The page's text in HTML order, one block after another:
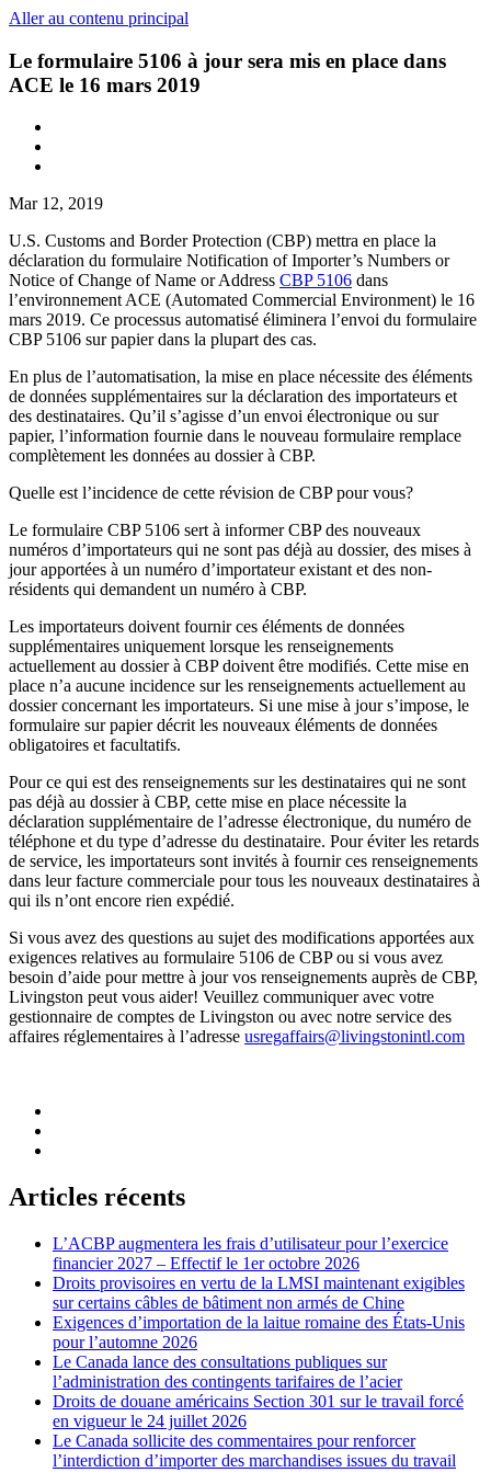
Aller au contenu principal
Le formulaire 5106 à jour sera mis en place dans
ACE le 16 mars 2019
Mar 12, 2019
U.S. Customs and Border Protection (CBP) mettra en place la
déclaration du formulaire Notification of Importer’s Numbers or
Notice of Change of Name or Address CBP 5106 dans
l’environnement ACE (Automated Commercial Environment) le 16
mars 2019. Ce processus automatisé éliminera l’envoi du formulaire
CBP 5106 sur papier dans la plupart des cas.
En plus de l’automatisation, la mise en place nécessite des éléments
de données supplémentaires sur la déclaration des importateurs et
des destinataires. Qu’il s’agisse d’un envoi électronique ou sur
papier, l’information fournie dans le nouveau formulaire remplace
complètement les données au dossier à CBP.
Quelle est l’incidence de cette révision de CBP pour vous?
Le formulaire CBP 5106 sert à informer CBP des nouveaux
numéros d’importateurs qui ne sont pas déjà au dossier, des mises à
jour apportées à un numéro d’importateur existant et des non-
résidents qui demandent un numéro à CBP.
Les importateurs doivent fournir ces éléments de données
supplémentaires uniquement lorsque les renseignements
actuellement au dossier à CBP doivent être modifiés. Cette mise en
place n’a aucune incidence sur les renseignements actuellement au
dossier concernant les importateurs. Si une mise à jour s’impose, le
formulaire sur papier décrit les nouveaux éléments de données
obligatoires et facultatifs.
Pour ce qui est des renseignements sur les destinataires qui ne sont
pas déjà au dossier à CBP, cette mise en place nécessite la
déclaration supplémentaire de l’adresse électronique, du numéro de
téléphone et du type d’adresse du destinataire. Pour éviter les retards
de service, les importateurs sont invités à fournir ces renseignements
dans leur facture commerciale pour tous les nouveaux destinataires à
qui ils n’ont encore rien expédié.
Si vous avez des questions au sujet des modifications apportées aux
exigences relatives au formulaire 5106 de CBP ou si vous avez
besoin d’aide pour mettre à jour vos renseignements auprès de CBP,
Livingston peut vous aider! Veuillez communiquer avec votre
gestionnaire de comptes de Livingston ou avec notre service des
affaires réglementaires à l’adresse usregaffairs@livingstonintl.com
Articles récents
L’ACBP augmentera les frais d’utilisateur pour l’exercice
financier 2027 – Effectif le 1er octobre 2026
Droits provisoires en vertu de la LMSI maintenant exigibles
sur certains câbles de bâtiment non armés de Chine
Exigences d’importation de la laitue romaine des États-Unis
pour l’automne 2026
Le Canada lance des consultations publiques sur
l’administration des contingents tarifaires de l’acier
Droits de douane américains Section 301 sur le travail forcé
en vigueur le 24 juillet 2026
Le Canada sollicite des commentaires pour renforcer
l’interdiction d’importer des marchandises issues du travail